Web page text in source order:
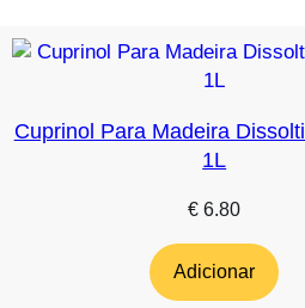
Cuprinol Para Madeira
1L
€ 6.80
Adicionar